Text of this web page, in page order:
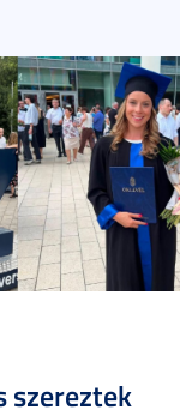
szereztek